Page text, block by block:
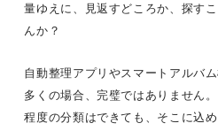
量ゆえに、見返すどころか、探す
んか？
自動整理アプリやスマートアルバ
多くの場合、完璧ではありません
程度の分類はできても、そこに込